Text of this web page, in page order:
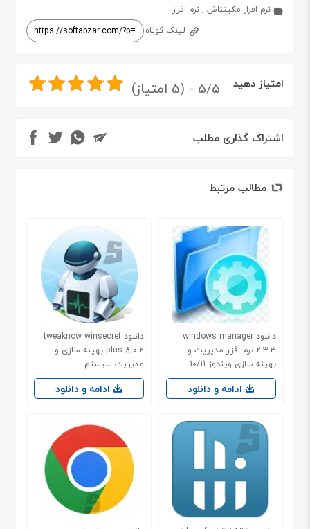
نرم افزار مکینتاش ,نرم افزار
لینک کوتاه
امتیاز دهید 5/5 - (5 امتیاز)
اشتراک گذاری مطلب
مطالب مرتبط
دانلود windows manager
2.3.3 نرم افزار مدیریت و
بهینه سازی ویندوز 10/11
ادامه و دانلود
دانلود tweaknow winsecret
plus 8.0.2 بهینه سازی و
مدیریت سیستم
ادامه و دانلود